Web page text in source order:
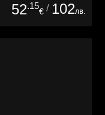
52.15
€ / 102лв.